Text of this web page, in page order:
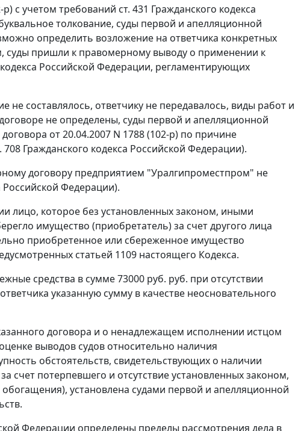
р) с учетом требований ст. 431 Гражданского кодекса
толкование, суды первой и апелляционной
определить возложение на ответчика конкретных
суды пришли к правомерному выводу о применении к
Российской Федерации, регламентирующих
не составлялось, ответчику не передавалось, виды работ и
не определены, суды первой и апелляционной
от 20.04.2007 N 1788 (102-р) по причине
708 Гражданского кодекса Российской Федерации).
договору предприятием "Уралгипроместпром" не
Федерации).
лицо, которое без установленных законом, иными
имущество (приобретатель) за счет другого лица
приобретенное или сбереженное имущество
статьей 1109 настоящего Кодекса.
средства в сумме 73000 руб. руб. при отсутствии
указанную сумму в качестве неосновательного
договора и о ненадлежащем исполнении истцом
выводов судов относительно наличия
обстоятельств, свидетельствующих о наличии
счет потерпевшего и отсутствие установленных законом,
установлена судами первой и апелляционной
Федерации определены пределы рассмотрения дела в